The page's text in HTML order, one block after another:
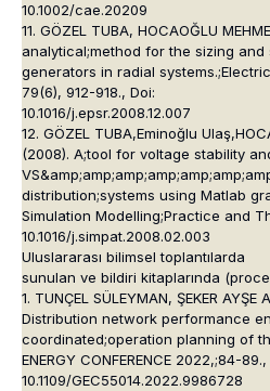
10.1002/cae.20209
11. GÖZEL TUBA, HOCAOĞLU
analytical;method for the sizing
generators in radial
79(6), 912-918., Doi:
10.1016/j.epsr.2008.12.007
12. GÖZEL TUBA,Eminoğlu
(2008). A;tool for voltage stability
distribution;systems using Matlab
Simulation Modelling;Practice and
10.1016/j.simpat.2008.02.003
Uluslararası bilimsel toplantılarda
sunulan ve bildiri kitaplarında
1. TUNÇEL SÜLEYMAN, ŞEKER AYŞE
Distribution network performance
coordinated;operation planning of
ENERGY CONFERENCE 2022,;84-89.,
10.1109/GEC55014.2022.9986728